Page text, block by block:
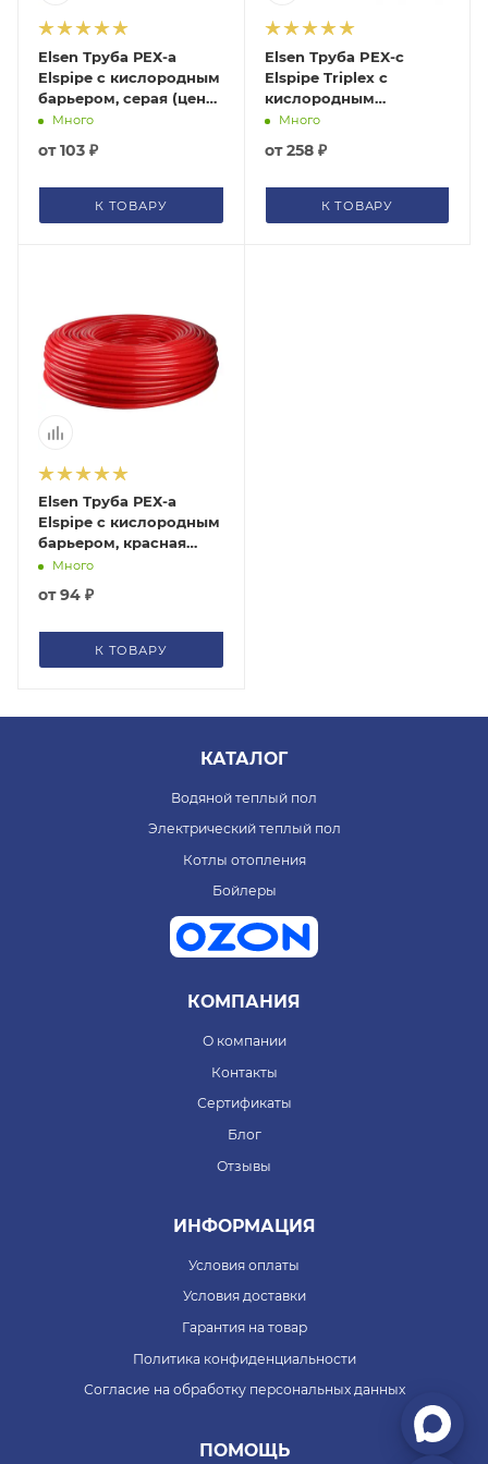
Elsen Труба РЕХ-a
Elspipe с кислородным
барьером, серая (цена
за 1 м)
Много
от103 ₽
К ТОВАРУ
Elsen Труба PEX-c
Elspipe Triplex с
кислородным
барьером, серая (цена
Много
от258 ₽
К ТОВАРУ
Elsen Труба РЕХ-a
Elspipe с кислородным
барьером, красная
(цена за 1 м)
Много
от94 ₽
К ТОВАРУ
КАТАЛОГ
Водяной теплый пол
Электрический теплый пол
Котлы отопления
Бойлеры
КОМПАНИЯ
О компании
Контакты
Сертификаты
Блог
Отзывы
ИНФОРМАЦИЯ
Условия оплаты
Условия доставки
Гарантия на товар
Политика конфиденциальности
Согласие на обработку персональных данных
ПОМОЩЬ
помогут с подбором.
ЗАКАЗАТЬ ЗВОНОК